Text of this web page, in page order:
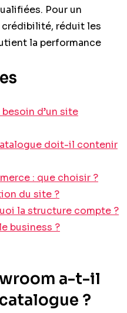
Pour un
crédibilité, réduit les
la performance
d’un site
doit-il contenir
: que choisir ?
du site ?
la structure compte ?
business ?
a-t-il
?